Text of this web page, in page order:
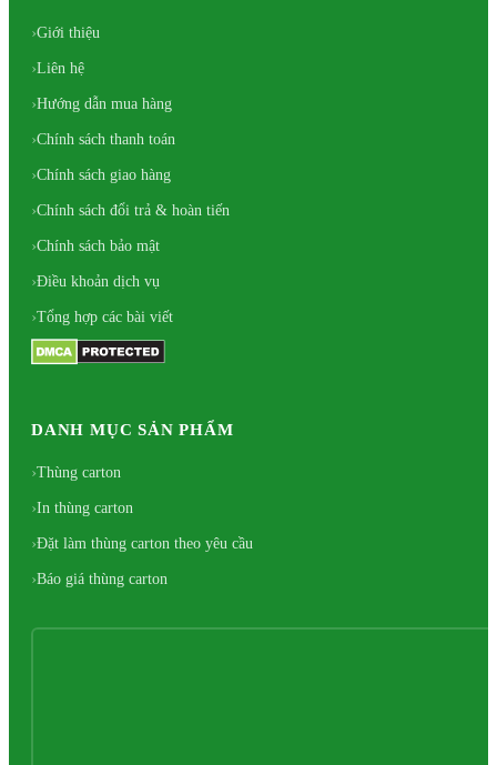
Giới thiệu
Liên hệ
Hướng dẫn mua hàng
Chính sách thanh toán
Chính sách giao hàng
Chính sách đổi trả & hoàn tiến
Chính sách bảo mật
Điều khoản dịch vụ
Tổng hợp các bài viết
DANH MỤC SẢN PHẨM
Thùng carton
In thùng carton
Đặt làm thùng carton theo yêu cầu
Báo giá thùng carton